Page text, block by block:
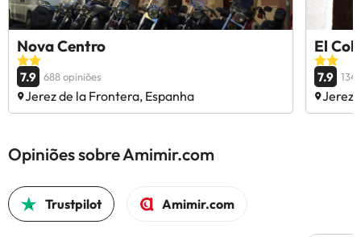
Nova Centro
7.9 688 opiniões
Jerez de la Frontera, Espanha
El
7.9
Jerez
Opiniões sobre Amimir.com
Trustpilot Amimir.com